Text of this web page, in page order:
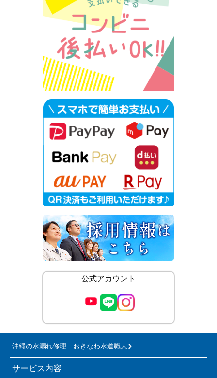
公式アカウント
沖縄の水漏れ修理 おきなわ水道職人
サービス内容